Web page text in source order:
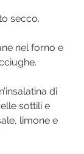
secco.
nel forno e
di
sottili e
limone e